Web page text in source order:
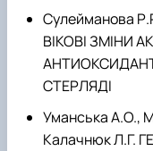
Сулейманова
ВІКОВІ ЗМІНИ
СТЕРЛЯДІ
Уманська А.О.,
Калачнюк Л.Г.